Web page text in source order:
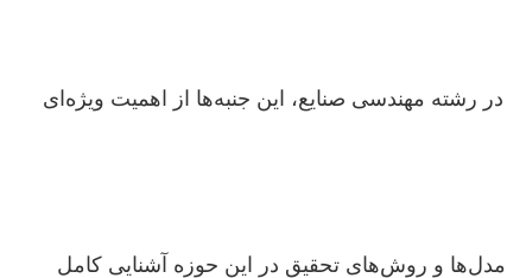
رشته مهندسی صنایع، این جنبه‌ها از اهمیت ویژه‌ای
مدل‌ها و روش‌های تحقیق در این حوزه آشنایی کامل